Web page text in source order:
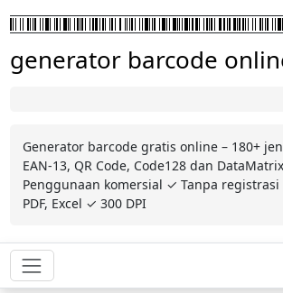
generator barcode
Generator barcode gratis online – 180+
EAN-13, QR Code, Code128 dan
Penggunaan komersial ✓ Tanpa registrasi
PDF, Excel ✓ 300 DPI